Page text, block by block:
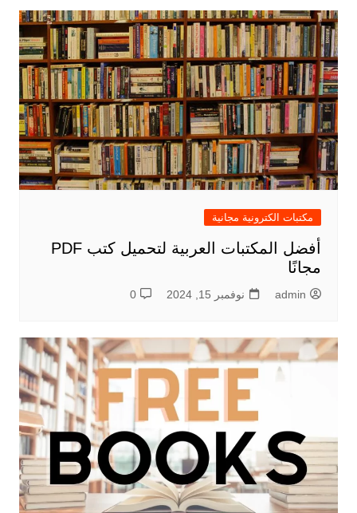
مكتبات الكترونية مجانية
أفضل المكتبات العربية لتحميل كتب PDF
مجانًا
admin نوفمبر 15, 2024 0